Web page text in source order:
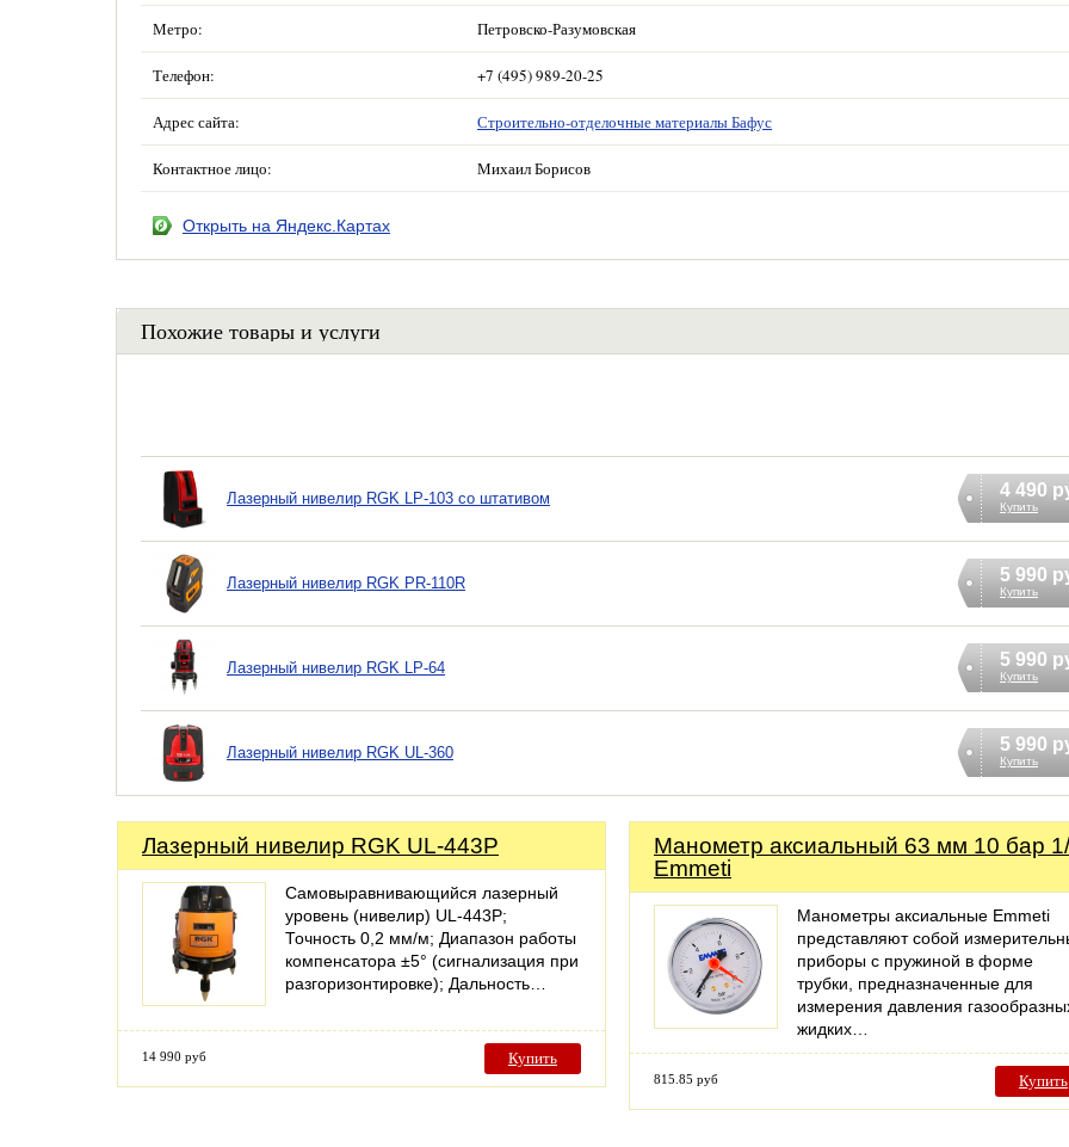
Метро: Петровско-Разумовская
Телефон: +7 (495) 989-20-25
Адрес сайта: Строительно-отделочные материалы Бафус
Контактное лицо: Михаил Борисов
Открыть на Яндекс.Картах
Похожие товары и услуги
Лазерный нивелир RGK LP-103 со штативом 4 490
Купить
Лазерный нивелир RGK PR-110R 5 990
Купить
Лазерный нивелир RGK LP-64 5 990
Купить
Лазерный нивелир RGK UL-360 5 990
Купить
Лазерный нивелир RGK UL-443P
Cамовыравнивающийся лазерный
уровень (нивелир) UL-443P;
Точность 0,2 мм/м; Диапазон работы
компенсатора ±5° (сигнализация при
разгоризонтировке); Дальность…
14 990 руб Купить
Манометр аксиальный 63 мм 10 бар
Emmeti
Манометры аксиальные Emmeti
представляют собой
приборы с пружиной в форме
трубки, предназначенные для
измерения давления
жидких…
815.85 руб Купить